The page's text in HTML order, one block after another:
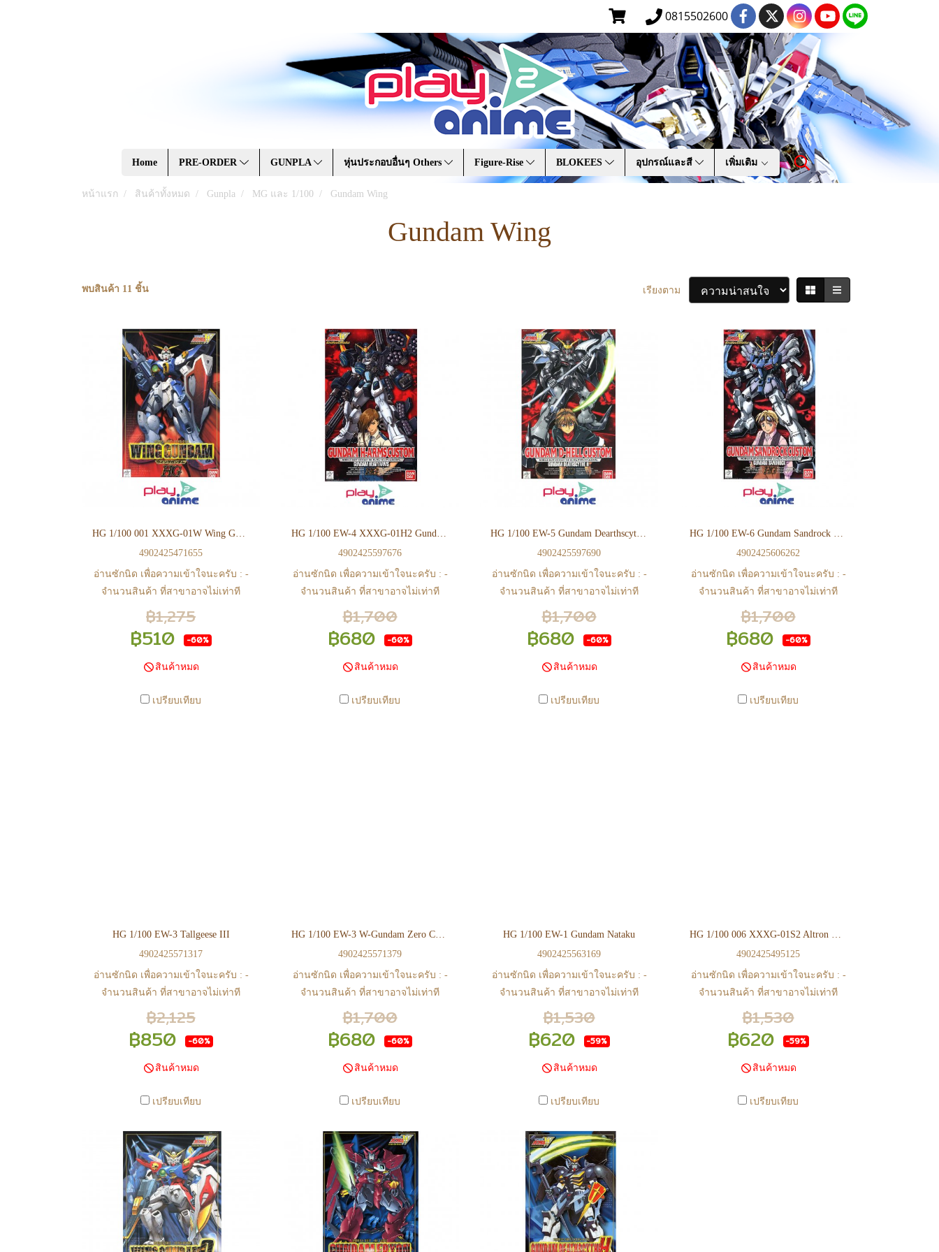
0815502600
Home PRE-ORDER GUNPLA หุ่นประกอบอื่นๆ Others Figure-Rise BLOKEES อุปกรณ์และสี เพิ่มเติม
หน้าแรก สินค้าทั้งหมด Gunpla MG และ 1/100 Gundam Wing
Gundam Wing
พบสินค้า 11 ชิ้น เรียงตาม
HG 1/100 001 XXXG-01W Wing Gundam
4902425471655
อ่านซักนิด เพื่อความเข้าใจนะครับ : -
จำนวนสินค้า ที่สาขาอาจไม่เท่าที
หน้า web ในบางเวลา เนื่องจากสินค้า
มีการเคลือนไหวตลอดเวลา หาก
สนใจซื้อที่สาขา สามารถ ตรวจสอบ
ได้ที่ 0815502600 หรือ
หรือ Line Official Account
฿1,275
฿510 -60%
สินค้าหมด
เปรียบเทียบ
HG 1/100 EW-4 XXXG-01H2 Gundam H-Arms Cusutom
4902425597676
อ่านซักนิด เพื่อความเข้าใจนะครับ : -
จำนวนสินค้า ที่สาขาอาจไม่เท่าที
หน้า web ในบางเวลา เนื่องจากสินค้า
มีการเคลือนไหวตลอดเวลา หาก
สนใจซื้อที่สาขา สามารถ ตรวจสอบ
ได้ที่ 0815502600 หรือ
หรือ Line Official Account
฿1,700
฿680 -60%
สินค้าหมด
เปรียบเทียบ
HG 1/100 EW-5 Gundam Dearthscythe H Custom
4902425597690
อ่านซักนิด เพื่อความเข้าใจนะครับ : -
จำนวนสินค้า ที่สาขาอาจไม่เท่าที
หน้า web ในบางเวลา เนื่องจากสินค้า
มีการเคลือนไหวตลอดเวลา หาก
สนใจซื้อที่สาขา สามารถ ตรวจสอบ
ได้ที่ 0815502600 หรือ
หรือ Line Official Account
฿1,700
฿680 -60%
สินค้าหมด
เปรียบเทียบ
HG 1/100 EW-6 Gundam Sandrock Custom
4902425606262
อ่านซักนิด เพื่อความเข้าใจนะครับ : -
จำนวนสินค้า ที่สาขาอาจไม่เท่าที
หน้า web ในบางเวลา เนื่องจากสินค้า
มีการเคลือนไหวตลอดเวลา หาก
สนใจซื้อที่สาขา สามารถ ตรวจสอบ
ได้ที่ 0815502600 หรือ
หรือ Line Official Account
฿1,700
฿680 -60%
สินค้าหมด
เปรียบเทียบ
HG 1/100 EW-3 Tallgeese III
4902425571317
อ่านซักนิด เพื่อความเข้าใจนะครับ : -
จำนวนสินค้า ที่สาขาอาจไม่เท่าที
หน้า web ในบางเวลา เนื่องจากสินค้า
มีการเคลือนไหวตลอดเวลา หาก
สนใจซื้อที่สาขา สามารถ ตรวจสอบ
ได้ที่ 0815502600 หรือ
หรือ Line Official Account
และแจ้งชำระเงินก่อน 22.00 น.
สินค้าจะถูกจัดส่งในวันรุ่งขึ้น (ยกเว้น
วันเสาร์ วันอาทิตย์ และวันหยุดนักขัต
ฤกษ์ หรือ ในกรณีสินค้าอยู่ที่สาขา
ต้องโอนกลับส่วนกลางเพื่อจัดส่ง) -
หากท่านทำรายการสั่งซื้อสำเร็จ
รบกวนรอ email จากทางร้าน เพื่อ
฿2,125
฿850 -60%
สินค้าหมด
เปรียบเทียบ
HG 1/100 EW-3 W-Gundam Zero Custom
4902425571379
อ่านซักนิด เพื่อความเข้าใจนะครับ : -
จำนวนสินค้า ที่สาขาอาจไม่เท่าที
หน้า web ในบางเวลา เนื่องจากสินค้า
มีการเคลือนไหวตลอดเวลา หาก
สนใจซื้อที่สาขา สามารถ ตรวจสอบ
ได้ที่ 0815502600 หรือ
หรือ Line Official Account
และแจ้งชำระเงินก่อน 22.00 น.
สินค้าจะถูกจัดส่งในวันรุ่งขึ้น (ยกเว้น
วันเสาร์ วันอาทิตย์ และวันหยุดนักขัต
ฤกษ์ หรือ ในกรณีสินค้าอยู่ที่สาขา
ต้องโอนกลับส่วนกลางเพื่อจัดส่ง) -
หากท่านทำรายการสั่งซื้อสำเร็จ
รบกวนรอ email จากทางร้าน เพื่อ
฿1,700
฿680 -60%
สินค้าหมด
เปรียบเทียบ
HG 1/100 EW-1 Gundam Nataku
4902425563169
อ่านซักนิด เพื่อความเข้าใจนะครับ : -
จำนวนสินค้า ที่สาขาอาจไม่เท่าที
หน้า web ในบางเวลา เนื่องจากสินค้า
มีการเคลือนไหวตลอดเวลา หาก
สนใจซื้อที่สาขา สามารถ ตรวจสอบ
ได้ที่ 0815502600 หรือ
หรือ Line Official Account
และแจ้งชำระเงินก่อน 22.00 น.
สินค้าจะถูกจัดส่งในวันรุ่งขึ้น (ยกเว้น
วันเสาร์ วันอาทิตย์ และวันหยุดนักขัต
ฤกษ์ หรือ ในกรณีสินค้าอยู่ที่สาขา
ต้องโอนกลับส่วนกลางเพื่อจัดส่ง) -
หากท่านทำรายการสั่งซื้อสำเร็จ
รบกวนรอ email จากทางร้าน เพื่อ
฿1,530
฿620 -59%
สินค้าหมด
เปรียบเทียบ
HG 1/100 006 XXXG-01S2 Altron Gundam
4902425495125
อ่านซักนิด เพื่อความเข้าใจนะครับ : -
จำนวนสินค้า ที่สาขาอาจไม่เท่าที
หน้า web ในบางเวลา เนื่องจากสินค้า
มีการเคลือนไหวตลอดเวลา หาก
สนใจซื้อที่สาขา สามารถ ตรวจสอบ
ได้ที่ 0815502600 หรือ
หรือ Line Official Account
฿1,530
฿620 -59%
สินค้าหมด
เปรียบเทียบ